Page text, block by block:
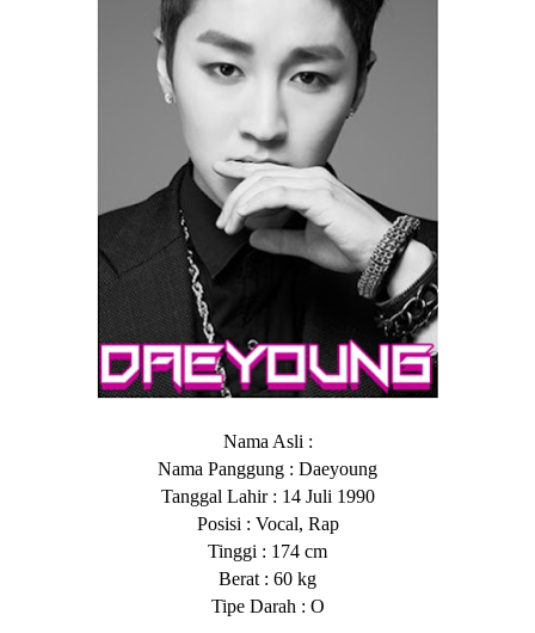
Nama Asli :
Nama Panggung : Daeyoung
Tanggal Lahir : 14 Juli 1990
Posisi : Vocal, Rap
Tinggi : 174 cm
Berat : 60 kg
Tipe Darah : O